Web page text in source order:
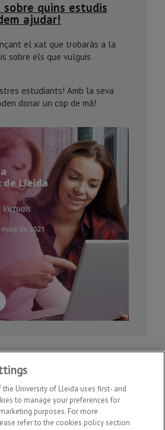
sobre quins estudis
ajudar!
el xat que trobaràs a la
sobre els que vulguis
estudiants! Amb la seva
donar un cop de mà!
© | Telf: +34 973 003 588
University of Lleida uses first- and
to manage your preferences for
purposes. For more
refer to the cookies policy section